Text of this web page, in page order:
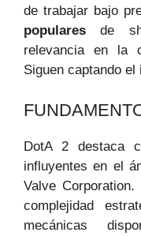
de trabajar bajo
populares de
relevancia en la
Siguen captando
DotA 2 destaca
influyentes en el
Valve
complejidad
mecánicas